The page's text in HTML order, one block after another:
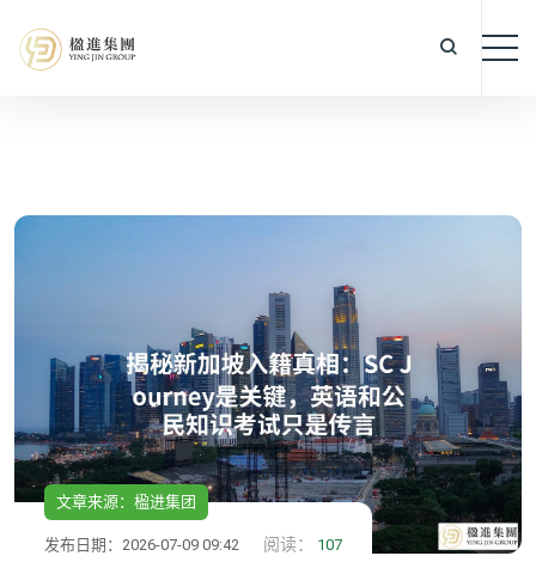
文章来源：楹进集团
发布日期：2026-07-09 09:42 阅读： 107